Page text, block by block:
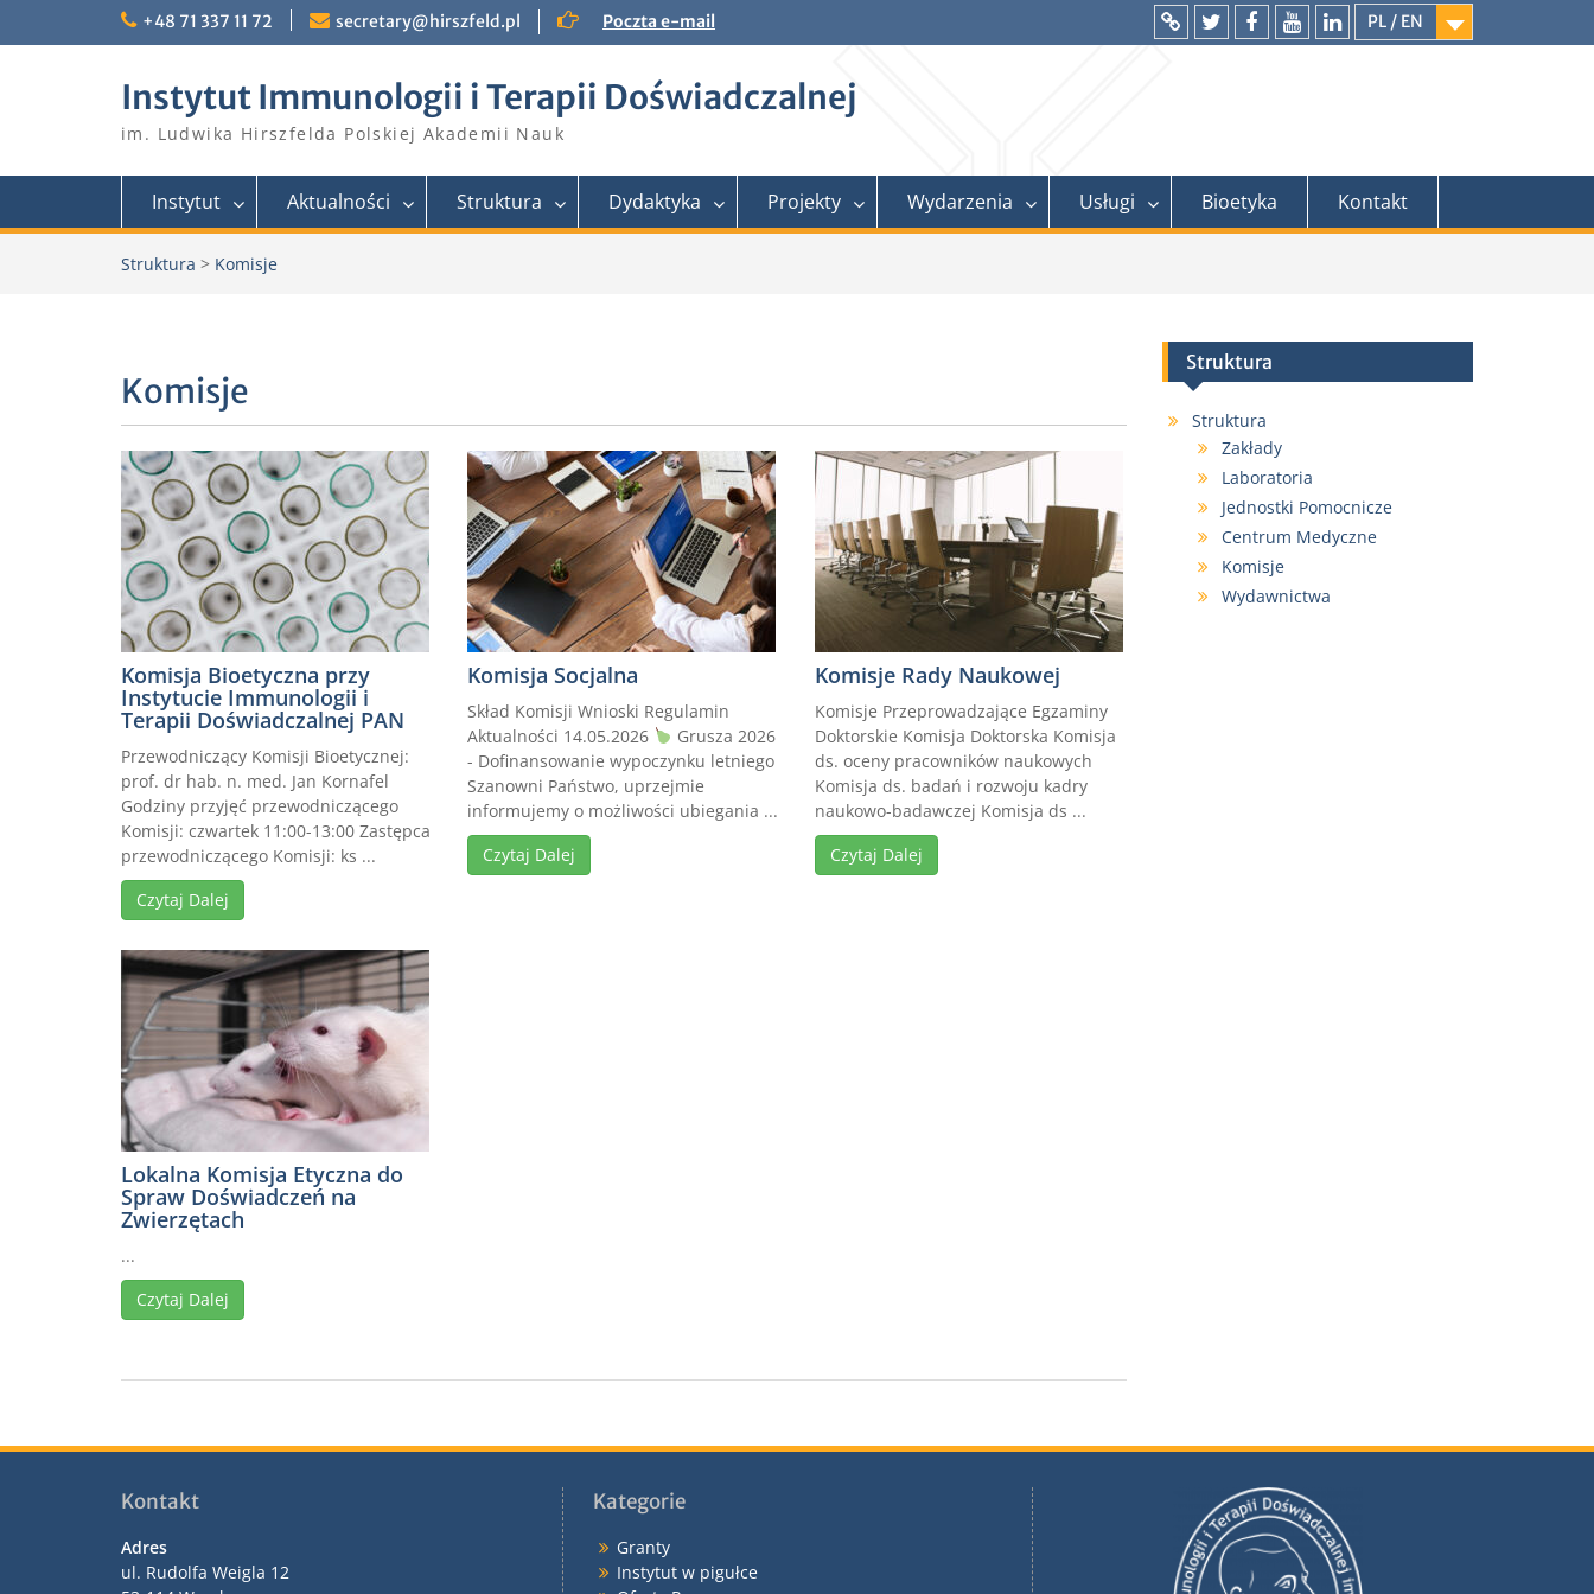
+48 71 337 11 72 secretary@hirszfeld.pl Poczta e-mail
PL / EN
IntranetTwitterFacebookYouTubeLinkedIn
Instytut Immunologii i Terapii Doświadczalnej
im. Ludwika Hirszfelda Polskiej Akademii Nauk
Instytut Aktualności Struktura Dydaktyka Projekty Wydarzenia Usługi Bioetyka Kontakt
Struktura > Komisje
Komisje
Komisja Bioetyczna przy
Instytucie Immunologii i
Terapii Doświadczalnej PAN
Przewodniczący Komisji Bioetycznej:
prof. dr hab. n. med. Jan Kornafel
Godziny przyjęć przewodniczącego
Komisji: czwartek 11:00-13:00 Zastępca
przewodniczącego Komisji: ks ...
Czytaj Dalej
Komisja Socjalna
Skład Komisji Wnioski Regulamin
Aktualności 14.05.2026
Grusza 2026
- Dofinansowanie wypoczynku letniego
Szanowni Państwo, uprzejmie
informujemy o możliwości ubiegania ...
Czytaj Dalej
Komisje Rady Naukowej
Komisje Przeprowadzające Egzaminy
Doktorskie Komisja Doktorska Komisja
ds. oceny pracowników naukowych
Komisja ds. badań i rozwoju kadry
naukowo-badawczej Komisja ds ...
Czytaj Dalej
Lokalna Komisja Etyczna do
Spraw Doświadczeń na
Zwierzętach
...
Czytaj Dalej
Struktura
Struktura
Zakłady
Laboratoria
Jednostki Pomocnicze
Centrum Medyczne
Komisje
Wydawnictwa
Kontakt
Adres
ul. Rudolfa Weigla 12
Kategorie
Granty
Instytut w pigułce